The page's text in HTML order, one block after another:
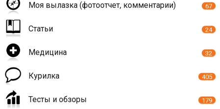
Моя вылазка (фотоотчет, комментарии) 67
Статьи 24
Медицина 32
Курилка 405
Тесты и обзоры 179